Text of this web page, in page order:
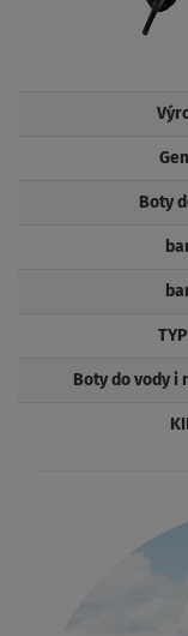
Boty
Boty do vody i